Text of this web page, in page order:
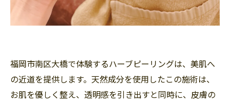
福岡市南区大橋で体験するハーブピーリングは、美肌へ
の近道を提供します。天然成分を使用したこの施術は、
お肌を優しく整え、透明感を引き出すと同時に、皮膚の